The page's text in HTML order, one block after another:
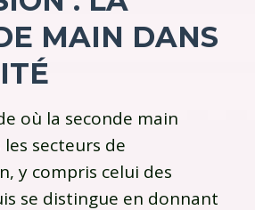
MAIN DANS
où la seconde main
les secteurs de
y compris celui des
se distingue en donnant